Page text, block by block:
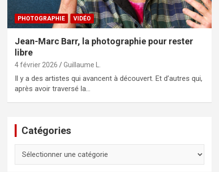
PHOTOGRAPHIE VIDÉO
Jean-Marc Barr, la photographie pour rester
libre
4 février 2026 Guillaume L.
Il y a des artistes qui avancent à découvert. Et d’autres qui,
après avoir traversé la…
Catégories